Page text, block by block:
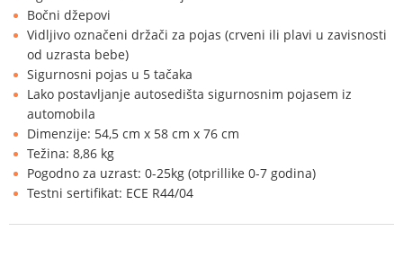
Bočni džepovi
Vidljivo označeni držači za pojas (crveni ili plavi u zavisnosti
od uzrasta bebe)
Sigurnosni pojas u 5 tačaka
Lako postavljanje autosedišta sigurnosnim pojasem iz
automobila
Dimenzije: 54,5 cm x 58 cm x 76 cm
Težina: 8,86 kg
Pogodno za uzrast: 0-25kg (otprillike 0-7 godina)
Testni sertifikat: ECE R44/04